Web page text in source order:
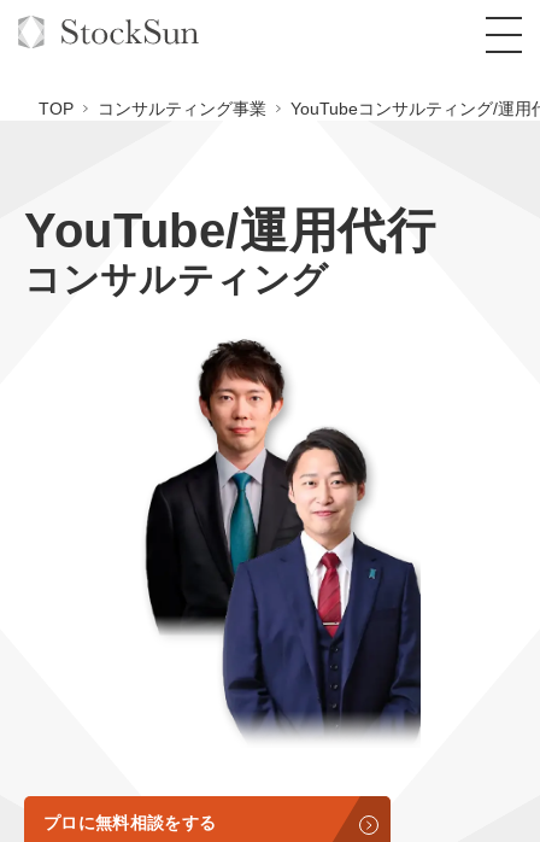
オーダーメイド支援
TOP
BPO支援
定額制営業代行『カリトルくん』
定額制採用代行・RPO『トルトルくん』
営業改善特化の動画制作『動画でカリトルく
定額LINE運用代行『LINEマキトルくん』
格安でAI導入支援『あいのりAI』
拡散付1日密着動画制作『まるごと社長』
1本無料で記事を制作『SEOトライアル』
定額制LP制作・改善『最強LP』
採用YouTubeチャンネル構築『トリトル』
YouTubeディレクター
会社概要・役員紹介
ミッション・ビジョン・バリュー
代表メッセージ（岩野圭佑）
認定パートナー
TOP コンサルティング事業 YouTubeコンサルティング/運用
YouTube/運用代行
コンサルティング
プロに無料相談をする